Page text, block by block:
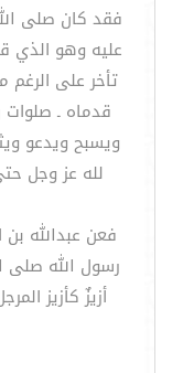
فقد كان صلى
عليه وهو الذي
تأخر على
قدماه ـ
ويسبح ويدعو
لله عز وجل
فعن عبدالله بن
رسول الله صلى
أزيزٌ كأزيز